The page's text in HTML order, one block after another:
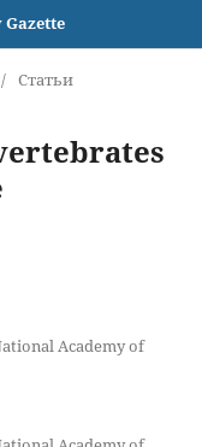
/ Статьи
Academy of